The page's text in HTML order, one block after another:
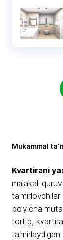
Mukammal
Kvartirani
malakali
ta'mirlovchilar
bo'yicha
tortib,